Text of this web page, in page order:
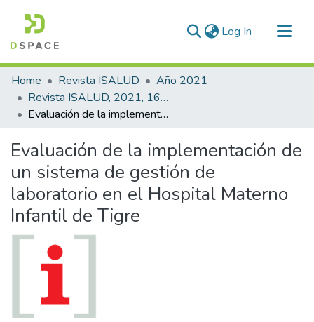
Log In (current)
Communities & Collections
All of DSpace
Statistics
Home Revista ISALUD
Año 2021
Revista ISALUD, 2021, 16(76)
Evaluación de la implementación de un sistema de gestión de laboratorio en el Hospital Materno Infantil de Tigre
Evaluación de la implementación de
un sistema de gestión de
laboratorio en el Hospital Materno
Infantil de Tigre